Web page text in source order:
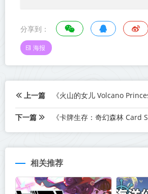
分享到：
海报
上一篇 《火山的女儿 Volcano Princess》
下一篇 《卡牌生存：奇幻森林 Card Survival: Fantasy
相关推荐